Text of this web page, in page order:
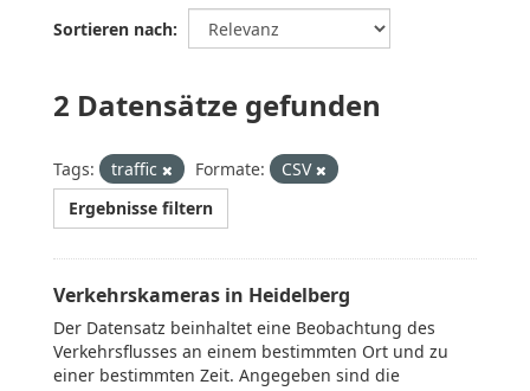
Sortieren nach
2 Datensätze gefunden
Tags: traffic Formate:
CSV
Ergebnisse filtern
Verkehrskameras in Heidelberg
Der Datensatz beinhaltet eine Beobachtung des
Verkehrsflusses an einem bestimmten Ort und zu
einer bestimmten Zeit. Angegeben sind die